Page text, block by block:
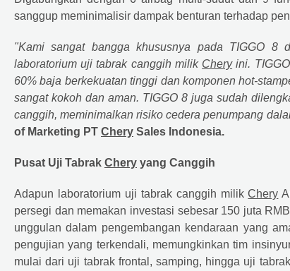
sanggup meminimalisir dampak benturan terhadap
"Kami sangat bangga khususnya pada TIGGO
laboratorium uji tabrak canggih milik Cheryini.
60% baja berkekuatan tinggi dan komponen hot-
sangat kokoh dan aman. TIGGO 8 juga sudah
canggih, meminimalkan risiko cedera penumpang
of Marketing PT Chery Sales Indonesia.
Pusat Uji Tabrak Chery yang Canggih
Adapun laboratorium uji tabrak canggih milikChery
persegi dan memakan investasi sebesar 150 juta
unggulan dalam pengembangan kendaraan yang
pengujian yang terkendali, memungkinkan tim
mulai dari uji tabrak frontal, samping, hingga uji